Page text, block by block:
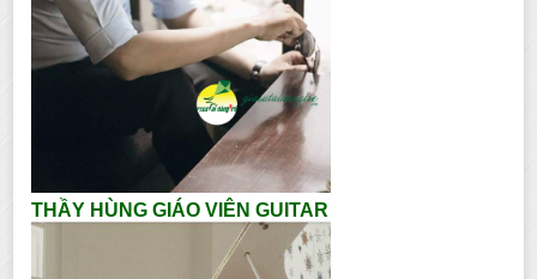
THẦY HÙNG GIÁO VIÊN GUITAR